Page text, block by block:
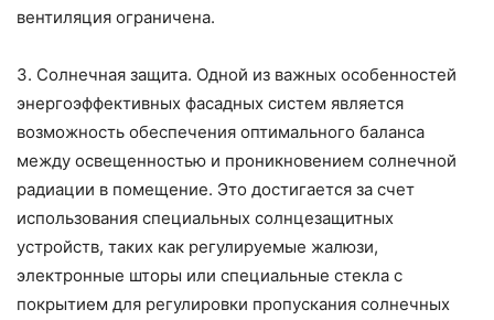
вентиляция ограничена.
3. Солнечная защита. Одной из важных особенностей
энергоэффективных фасадных систем является
возможность обеспечения оптимального баланса
между освещенностью и проникновением солнечной
радиации в помещение. Это достигается за счет
использования специальных солнцезащитных
устройств, таких как регулируемые жалюзи,
электронные шторы или специальные стекла с
покрытием для регулировки пропускания солнечных